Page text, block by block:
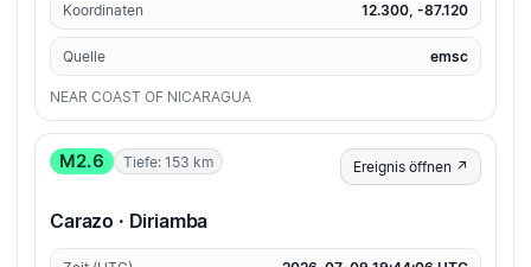
Koordinaten 12.300, -87.120
Quelle emsc
NEAR COAST OF NICARAGUA
M2.6 Tiefe: 153 km Ereignis öffnen ↗
Carazo · Diriamba